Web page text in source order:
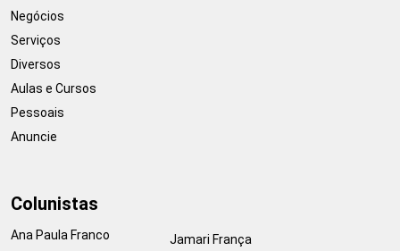
Negócios
Serviços
Diversos
Aulas e Cursos
Pessoais
Anuncie
Colunistas
Ana Paula Franco
Jamari França